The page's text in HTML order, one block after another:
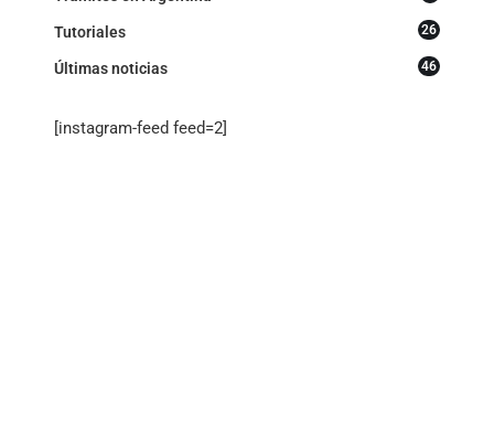
Tutoriales 26
Últimas noticias 46
[instagram-feed feed=2]